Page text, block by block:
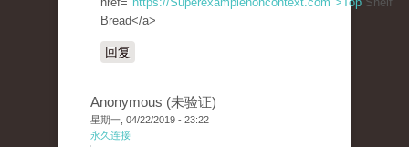
Bread</a>
回复
Anonymous (未验证)
星期一, 04/22/2019 - 23:22
永久连接